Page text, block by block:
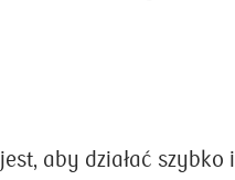
aby działać szybko i